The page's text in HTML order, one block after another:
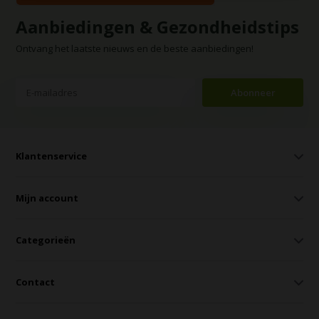
Aanbiedingen & Gezondheidstips
Ontvang het laatste nieuws en de beste aanbiedingen!
Abonneer
Klantenservice
Mijn account
Categorieën
Contact